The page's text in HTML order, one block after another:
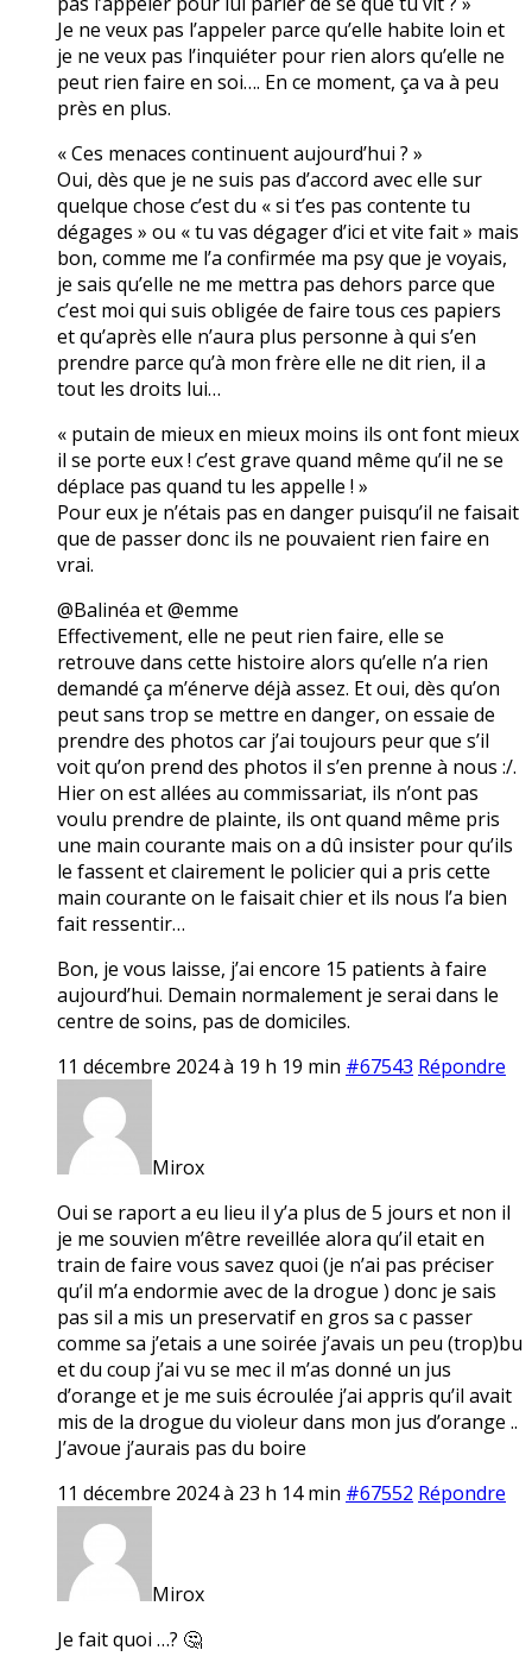
Je ne veux pas l’appeler parce qu’elle habite loin et
je ne veux pas l’inquiéter pour rien alors qu’elle ne
peut rien faire en soi…. En ce moment, ça va à peu
près en plus.
« Ces menaces continuent aujourd’hui ? »
Oui, dès que je ne suis pas d’accord avec elle sur
quelque chose c’est du « si t’es pas contente tu
dégages » ou « tu vas dégager d’ici et vite fait » mais
bon, comme me l’a confirmée ma psy que je voyais,
je sais qu’elle ne me mettra pas dehors parce que
c’est moi qui suis obligée de faire tous ces papiers
et qu’après elle n’aura plus personne à qui s’en
prendre parce qu’à mon frère elle ne dit rien, il a
tout les droits lui…
« putain de mieux en mieux moins ils ont font mieux
il se porte eux ! c’est grave quand même qu’il ne se
déplace pas quand tu les appelle ! »
Pour eux je n’étais pas en danger puisqu’il ne faisait
que de passer donc ils ne pouvaient rien faire en
vrai.
@Balinéa et @emme
Effectivement, elle ne peut rien faire, elle se
retrouve dans cette histoire alors qu’elle n’a rien
demandé ça m’énerve déjà assez. Et oui, dès qu’on
peut sans trop se mettre en danger, on essaie de
prendre des photos car j’ai toujours peur que s’il
voit qu’on prend des photos il s’en prenne à nous :/.
Hier on est allées au commissariat, ils n’ont pas
voulu prendre de plainte, ils ont quand même pris
une main courante mais on a dû insister pour qu’ils
le fassent et clairement le policier qui a pris cette
main courante on le faisait chier et ils nous l’a bien
fait ressentir…
Bon, je vous laisse, j’ai encore 15 patients à faire
aujourd’hui. Demain normalement je serai dans le
centre de soins, pas de domiciles.
11 décembre 2024 à 19 h 19 min #67543 Répondre
Mirox
Oui se raport a eu lieu il y’a plus de 5 jours et non il
je me souvien m’être reveillée alora qu’il etait en
train de faire vous savez quoi (je n’ai pas préciser
qu’il m’a endormie avec de la drogue ) donc je sais
pas sil a mis un preservatif en gros sa c passer
comme sa j’etais a une soirée j’avais un peu (trop)bu
et du coup j’ai vu se mec il m’as donné un jus
d’orange et je me suis écroulée j’ai appris qu’il avait
mis de la drogue du violeur dans mon jus d’orange ..
J’avoue j’aurais pas du boire
11 décembre 2024 à 23 h 14 min #67552 Répondre
Mirox
Je fait quoi …? 🤔